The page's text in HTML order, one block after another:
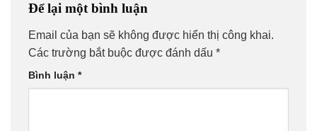
Để lại một bình luận
Email của bạn sẽ không được hiển thị công khai.
Các trường bắt buộc được đánh dấu *
Bình luận *